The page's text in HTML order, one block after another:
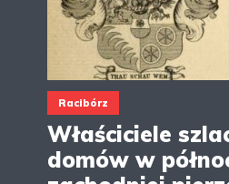
Racibórz
Właściciele
domów w